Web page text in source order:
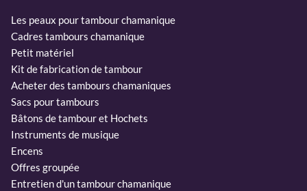
Les peaux pour tambour chamanique
Cadres tambours chamanique
Petit matériel
Kit de fabrication de tambour
Acheter des tambours chamaniques
Sacs pour tambours
Bâtons de tambour et Hochets
Instruments de musique
Encens
Offres groupée
Entretien d'un tambour chamanique